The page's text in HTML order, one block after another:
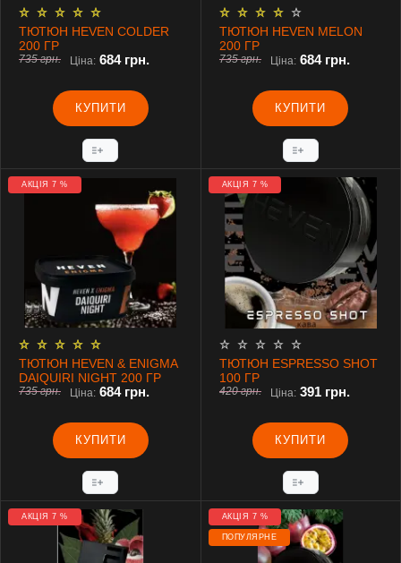
ТЮТЮН HEVEN COLDER
200 ГР
735 грн. Ціна: 684 грн.
КУПИТИ
ТЮТЮН HEVEN MELON
200 ГР
735 грн. Ціна: 684 грн.
КУПИТИ
АКЦІЯ 7 %
ТЮТЮН HEVEN & ENIGMA
DAIQUIRI NIGHT 200 ГР
735 грн. Ціна: 684 грн.
КУПИТИ
АКЦІЯ 7 %
ТЮТЮН ESPRESSO SHOT
100 ГР
420 грн. Ціна: 391 грн.
КУПИТИ
АКЦІЯ 7 % АКЦІЯ 7 %
ПОПУЛЯРНЕ